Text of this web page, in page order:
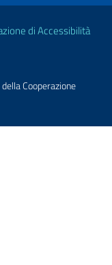
di Accessibilità
Cooperazione